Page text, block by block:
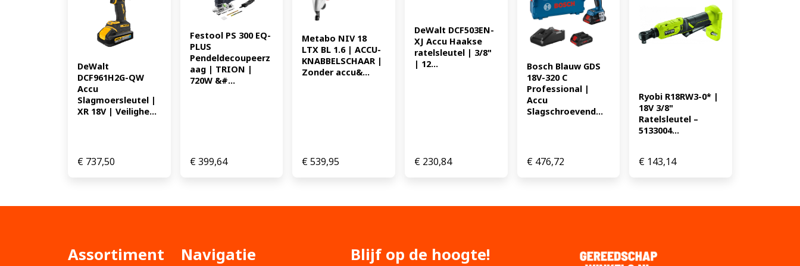
DeWalt
DCF961H2G-QW
Accu
Slagmoersleutel |
XR 18V | Veilighe...
€ 737,50
Festool PS 300 EQ-
PLUS
Pendeldecoupeerz
aag | TRION |
720W &#...
€399,64
Metabo NIV 18
LTX BL 1.6 | ACCU-
KNABBELSCHAAR |
Zonder accu&...
€539,95
DeWalt DCF503EN-
XJ Accu Haakse
ratelsleutel | 3/8"
| 12...
€230,84
Bosch Blauw GDS
18V-320 C
Professional |
Accu
Slagschroevend...
€476,72
Ryobi R18RW3-0* |
18V 3/8"
Ratelsleutel –
5133004...
€ 143,14
Assortiment Navigatie Blijf op de hoogte!